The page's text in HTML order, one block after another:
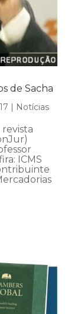
de Sacha
| Notícias
ICMS